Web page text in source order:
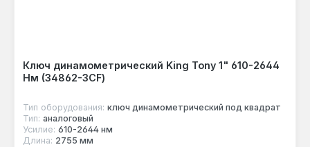
Ключ динамометрический King Tony 1" 610-2644
Нм (34862-3CF)
Тип оборудования: ключ динамометрический под квадрат
Тип: аналоговый
Усилие: 610-2644 нм
Длина: 2755 мм